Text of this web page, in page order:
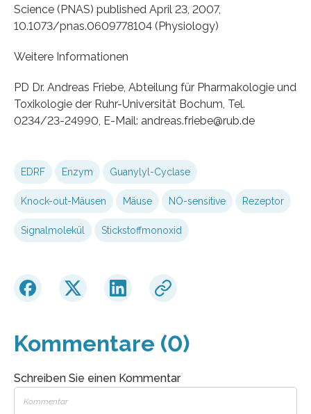
Science (PNAS) published April 23, 2007,
10.1073/pnas.0609778104 (Physiology)
Weitere Informationen
PD Dr. Andreas Friebe, Abteilung für Pharmakologie und
Toxikologie der Ruhr-Universität Bochum, Tel.
0234/23-24990, E-Mail: andreas.friebe@rub.de
EDRF Enzym Guanylyl-Cyclase
Knock-out-Mäusen Mäuse NO-sensitive Rezeptor
Signalmolekül Stickstoffmonoxid
Kommentare (0)
Schreiben Sie einen Kommentar